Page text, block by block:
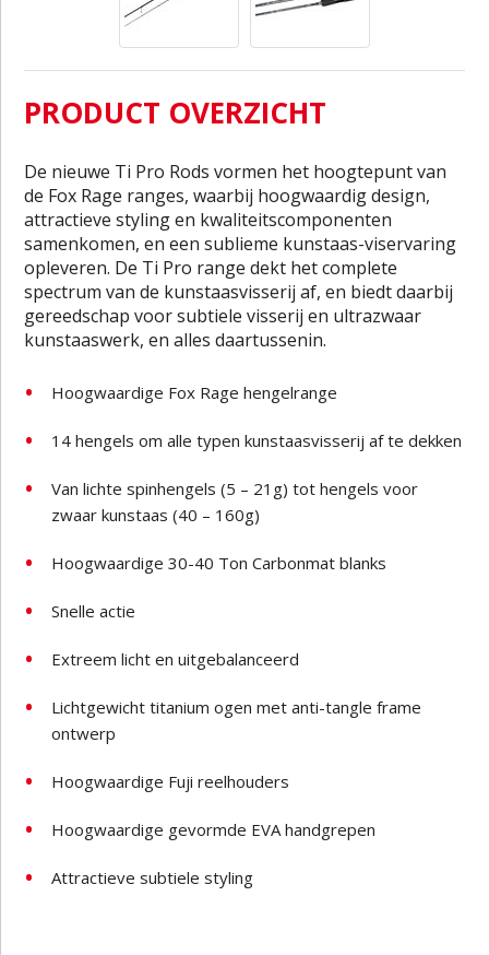
PRODUCT OVERZICHT
De nieuwe Ti Pro Rods vormen het hoogtepunt van
de Fox Rage ranges, waarbij hoogwaardig design,
attractieve styling en kwaliteitscomponenten
samenkomen, en een sublieme kunstaas-viservaring
opleveren. De Ti Pro range dekt het complete
spectrum van de kunstaasvisserij af, en biedt daarbij
gereedschap voor subtiele visserij en ultrazwaar
kunstaaswerk, en alles daartussenin.
Hoogwaardige Fox Rage hengelrange
14 hengels om alle typen kunstaasvisserij af te dekken
Van lichte spinhengels (5 – 21g) tot hengels voor
zwaar kunstaas (40 – 160g)
Hoogwaardige 30-40 Ton Carbonmat blanks
Snelle actie
Extreem licht en uitgebalanceerd
Lichtgewicht titanium ogen met anti-tangle frame
ontwerp
Hoogwaardige Fuji reelhouders
Hoogwaardige gevormde EVA handgrepen
Attractieve subtiele styling